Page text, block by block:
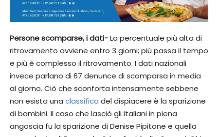
Persone scomparse, i dati-La percentuale più alta di
ritrovamento avviene entro 3 giorni; più passa il tempo
e più è complesso il ritrovamento. I dati nazionali
invece parlano di 67 denunce di scomparsa in media
al giorno. Ciò che sconforta intensamente sebbene
non esista una classifica del dispiacere è la sparizione
di bambini. Il caso che lasciò gli italiani in piena
angoscia fu la sparizione di Denise Pipitone e quella